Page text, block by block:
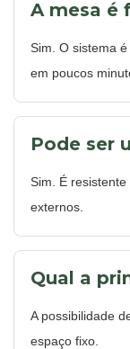
A mesa é
Sim. O sistema
em poucos
Pode ser
Sim. É
externos.
Qual a
A possibilidade
espaço fixo.